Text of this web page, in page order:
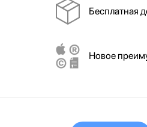
Бесплатная
Новое